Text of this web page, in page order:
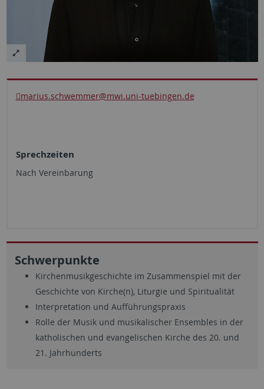
marius.schwemmer@mwi.uni-tuebingen.de
Sprechzeiten
Nach Vereinbarung
Schwerpunkte
Kirchenmusikgeschichte im Zusammenspiel mit der
Geschichte von Kirche(n), Liturgie und Spiritualität
Interpretation und Aufführungspraxis
Rolle der Musik und musikalischer Ensembles in der
katholischen und evangelischen Kirche des 20. und
21. Jahrhunderts